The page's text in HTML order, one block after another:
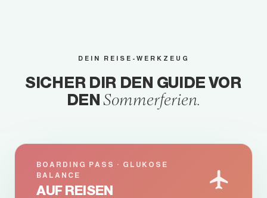
DEIN REISE-WERKZEUG
SICHER DIR DEN GUIDE VOR
DEN Sommerferien.
BOARDING PASS · GLUKOSE
BALANCE
AUF REISEN